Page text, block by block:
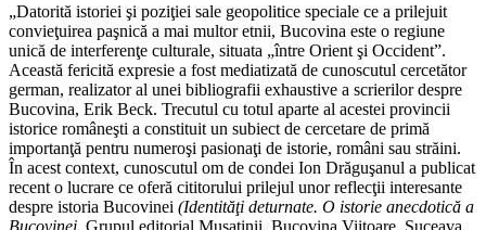
„Datorită istoriei şi poziţiei sale geopolitice speciale ce a prilejuit
convieţuirea paşnică a mai multor etnii, Bucovina este o regiune
unică de interferenţe culturale, situata „între Orient şi Occident”.
Această fericită expresie a fost mediatizată de cunoscutul cercetător
german, realizator al unei bibliografii exhaustive a scrierilor despre
Bucovina, Erik Beck. Trecutul cu totul aparte al acestei pro­vincii
istorice româneşti a con­stituit un subiect de cercetare de primă
importanţă pentru numeroşi pasionaţi de istorie, români sau străini.
În acest context, cunoscutul om de condei Ion Drăguşanul a publi­cat
recent o lucrare ce oferă cititorului prilejul unor reflecţii interesante
despre istoria Bucovinei (Identităţi deturnate. O istorie anecdotică a
Buco­vinei. Grupul editorial Muşatinii, Bucovina Viitoare, Suceava,